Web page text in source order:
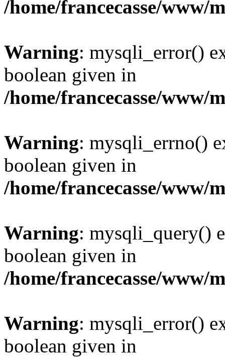
/home/francecasse/www/
Warning: mysqli_error()
boolean given in
/home/francecasse/www/
Warning: mysqli_errno()
boolean given in
/home/francecasse/www/
Warning: mysqli_query()
boolean given in
/home/francecasse/www/
Warning: mysqli_error()
boolean given in